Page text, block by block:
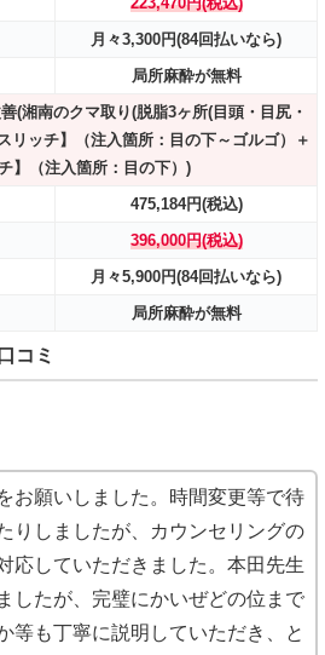
月々3,300円(84回払いなら)
局所麻酔が無料
(湘南のクマ取り(脱脂3ヶ所(目頭・目尻・
リッチ】（注入箇所：目の下～ゴルゴ）＋
】（注入箇所：目の下）)
475,184円(税込)
396,000円(税込)
月々5,900円(84回払いなら)
局所麻酔が無料
コミ
お願いしました。時間変更等で待
りしましたが、カウンセリングの
応していただきました。本田先生
したが、完璧にかいぜどの位まで
等も丁寧に説明していただき、と